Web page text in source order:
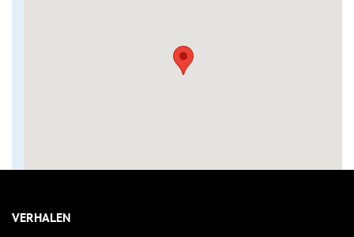
VERHALEN